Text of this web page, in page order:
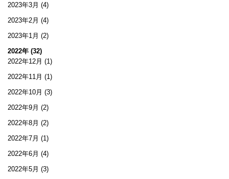
2023年3月 (4)
2023年2月 (4)
2023年1月 (2)
2022年 (32)
2022年12月 (1)
2022年11月 (1)
2022年10月 (3)
2022年9月 (2)
2022年8月 (2)
2022年7月 (1)
2022年6月 (4)
2022年5月 (3)